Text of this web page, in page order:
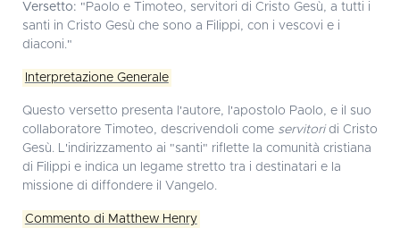
Versetto: "Paolo e Timoteo, servitori di Cristo Gesù, a tutti i
santi in Cristo Gesù che sono a Filippi, con i vescovi e i
diaconi."
Interpretazione Generale
Questo versetto presenta l'autore, l'apostolo Paolo, e il suo
collaboratore Timoteo, descrivendoli come servitoridi Cristo
Gesù. L'indirizzamento ai "santi" riflette la comunità cristiana
di Filippi e indica un legame stretto tra i destinatari e la
missione di diffondere il Vangelo.
Commento di Matthew Henry